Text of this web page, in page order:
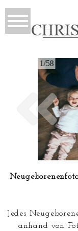
1/58
Jedes
anhand von